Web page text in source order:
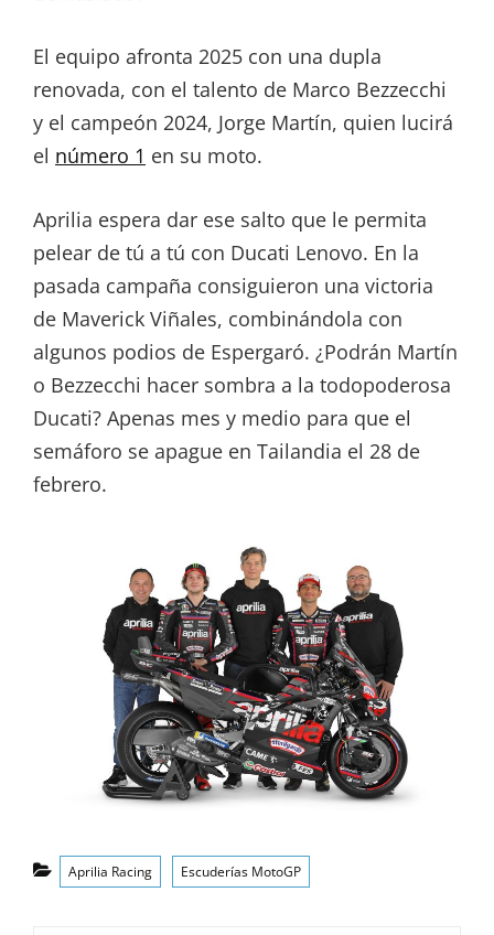
El equipo afronta 2025 con una dupla
renovada, con el talento de Marco Bezzecchi
y el campeón 2024, Jorge Martín, quien lucirá
el número 1 en su moto.
Aprilia espera dar ese salto que le permita
pelear de tú a tú con Ducati Lenovo. En la
pasada campaña consiguieron una victoria
de Maverick Viñales, combinándola con
algunos podios de Espergaró. ¿Podrán Martín
o Bezzecchi hacer sombra a la todopoderosa
Ducati? Apenas mes y medio para que el
semáforo se apague en Tailandia el 28 de
febrero.
Categorías
Aprilia Racing Escuderías MotoGP